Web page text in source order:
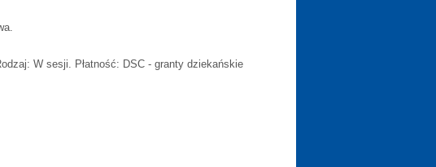
W sesji. Płatność: DSC - granty dziekańskie